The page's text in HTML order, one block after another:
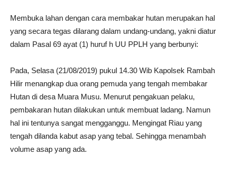
Membuka lahan dengan cara membakar hutan merupakan hal
yang secara tegas dilarang dalam undang-undang, yakni diatur
dalam Pasal 69 ayat (1) huruf h UU PPLH yang berbunyi:
Pada, Selasa (21/08/2019) pukul 14.30 Wib Kapolsek Rambah
Hilir menangkap dua orang pemuda yang tengah membakar
Hutan di desa Muara Musu. Menurut pengakuan pelaku,
pembakaran hutan dilakukan untuk membuat ladang. Namun
hal ini tentunya sangat mengganggu. Mengingat Riau yang
tengah dilanda kabut asap yang tebal. Sehingga menambah
volume asap yang ada.